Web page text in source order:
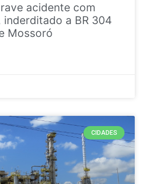
acidente com
a BR 304
Mossoró
CIDADES